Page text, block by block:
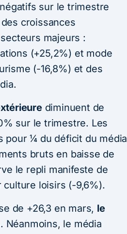
sur le trimestre
croissances
majeurs :
(+25,2%) et mode
(-16,8%) et des
diminuent de
sur le trimestre. Les
pour ¼ du déficit du média
bruts en baisse de
le repli manifeste de
culture loisirs (-9,6%).
de +26,3 en mars, le
Néanmoins, le média